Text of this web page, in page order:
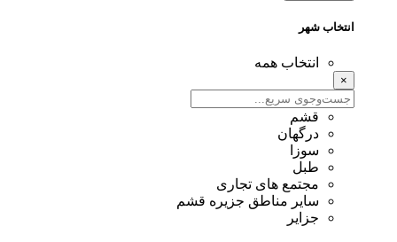
انتخاب شهر
انتخاب همه
×
قشم
درگهان
سوزا
طبل
مجتمع های تجاری
سایر مناطق جزیره قشم
جزایر